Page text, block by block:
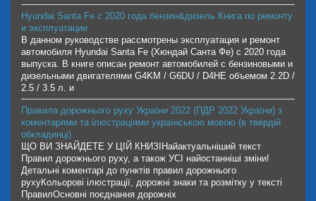
Hyundai Santa Fe с 2020 года бензин&дизель Книга по ремонту
и эксплуатации
В данном руководстве рассмотрены эксплуатация и ремонт
автомобиля Hyundai Santa Fe (Хюндай Санта Фе) с 2020 года
выпуска. В книге описан ремонт автомобилей с бензиновыми и
дизельными двигателями G4KM / G6DU / D4HE объемом 2.2D /
2.5 / 3.5 л. и
Правила дорожнього руху України 2022 (ПДР 2022 України) з
коментарями та ілюстраціями українською мовою (в твердій
обкладинці)
ЩО ВИ ЗНАЙДЕТЕ У ЦІЙ КНИЗІНайактуальніший текст
Правил дорожнього руху, а також УСІ найостанніші зміни!
Детальні коментарі до пунктів правил дорожнього
рухуКольорові ілюстрації, дорожні знаки та розмітку у тексті
ПравилОсновні поєднання дорожніх